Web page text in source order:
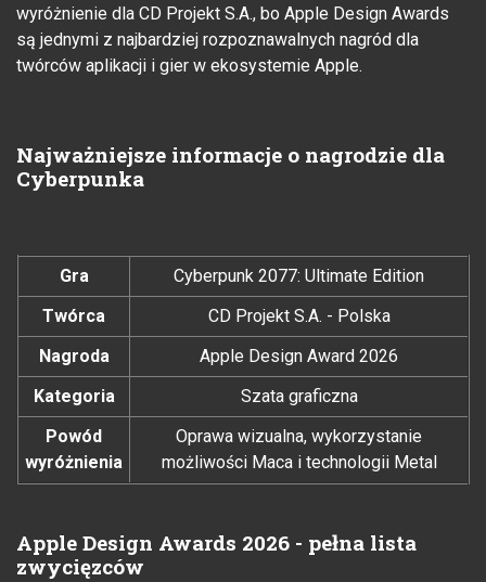
wyróżnienie dla CD Projekt S.A., bo Apple Design Awards
są jednymi z najbardziej rozpoznawalnych nagród dla
twórców aplikacji i gier w ekosystemie Apple.
Najważniejsze informacje o nagrodzie dla
Cyberpunka
Gra
Cyberpunk 2077: Ultimate Edition
Twórca
CD Projekt S.A. - Polska
Nagroda
Apple Design Award 2026
Kategoria
Szata graficzna
Powód
wyróżnienia
Oprawa wizualna, wykorzystanie
możliwości Maca i technologii Metal
Apple Design Awards 2026 - pełna lista
zwycięzców